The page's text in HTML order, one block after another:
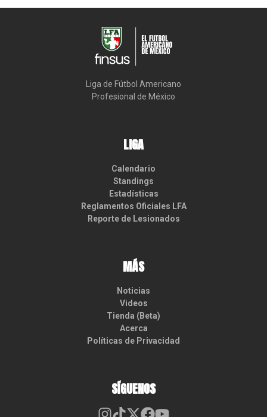
Liga de Fútbol Americano
Profesional de México
LIGA
Calendario
Standings
Estadísticas
Reglamentos Oficiales LFA
Reporte de Lesionados
MÁS
Noticias
Videos
Tienda (Beta)
Acerca
Políticas de Privacidad
SÍGUENOS